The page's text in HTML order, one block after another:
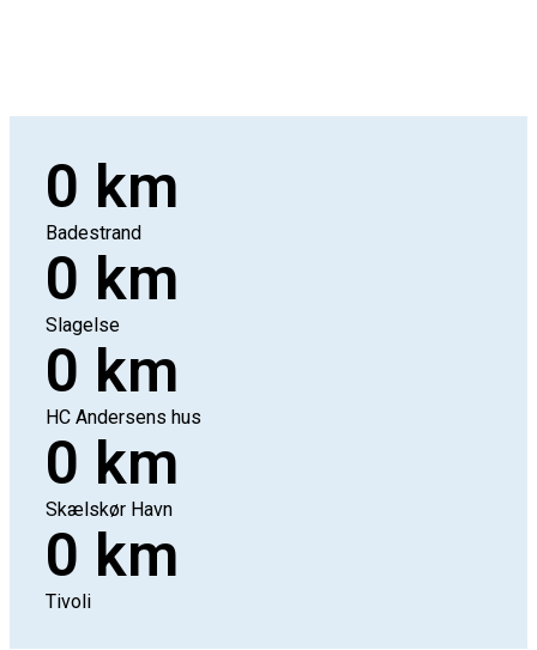
0 km
Badestrand
0 km
Slagelse
0 km
HC Andersens hus
0 km
Skælskør Havn
0 km
Tivoli